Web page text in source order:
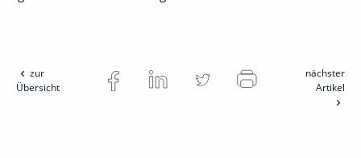
zur
Übersicht
nächster
Artikel